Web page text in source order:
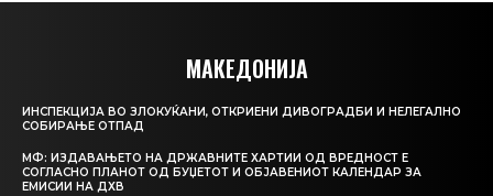
МАКЕДОНИЈА
ИНСПЕКЦИЈА ВО ЗЛОКУЌАНИ, ОТКРИЕНИ ДИВОГРАДБИ И НЕЛЕГАЛНО
СОБИРАЊЕ ОТПАД
МФ: ИЗДАВАЊЕТО НА ДРЖАВНИТЕ ХАРТИИ ОД ВРЕДНОСТ Е
СОГЛАСНО ПЛАНОТ ОД БУЏЕТОТ И ОБЈАВЕНИОТ КАЛЕНДАР ЗА
ЕМИСИИ НА ДХВ